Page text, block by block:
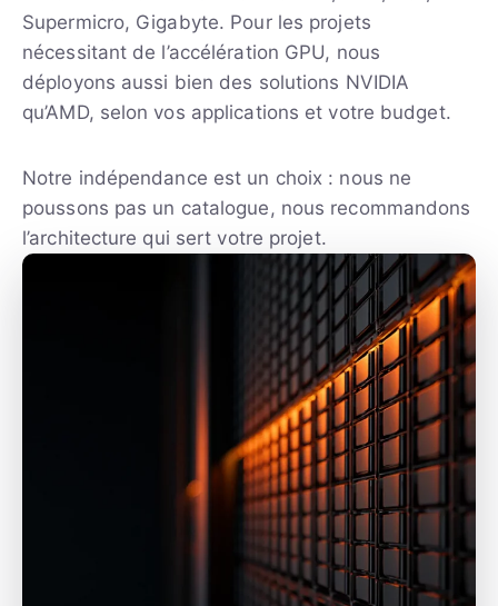
Supermicro, Gigabyte. Pour les projets
nécessitant de l’accélération GPU, nous
déployons aussi bien des solutions NVIDIA
qu’AMD, selon vos applications et votre budget.
Notre indépendance est un choix : nous ne
poussons pas un catalogue, nous recommandons
l’architecture qui sert votre projet.